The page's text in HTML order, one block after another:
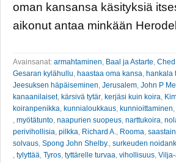
oman kansansa käsityksiä
aikonut antaa minkään
Avainsanat: armahtaminen Baal ja Astarte
Gesaran kylähullu haastaa oma kansa hankala
Jeesuksen häpäiseminen Jerusalem John P
kanaanilaiset, kärsivä tytär kerjäsi kuin koira
koiranpenikka kunnialoukkaus kunnioittaminen
myötätunto naapurien suopeus narttukoira
perivihollisia pilkka Richard A. Rooma
solvaus Spong John Shelby. surkeuden
tylyttää Tyros tyttärelle turvaa vihollisuus